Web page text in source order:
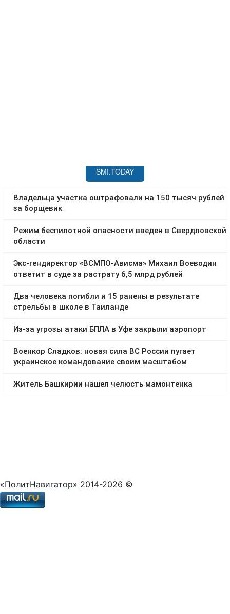
«ПолитНавигатор» 2014-2026 ©